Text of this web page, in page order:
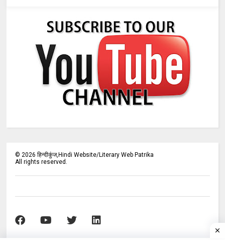
©2026 हिन्दीकुंज,Hindi Website/Literary Web Patrika
All rights reserved.